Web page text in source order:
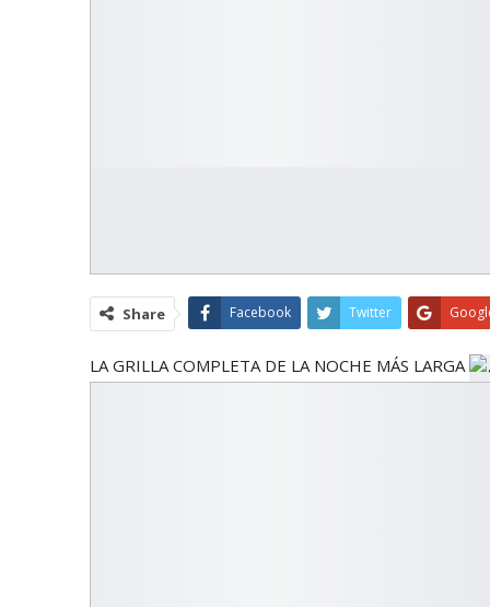
Share Facebook Twitter
LA GRILLA COMPLETA DE LA NOCHE MÁS LARGA